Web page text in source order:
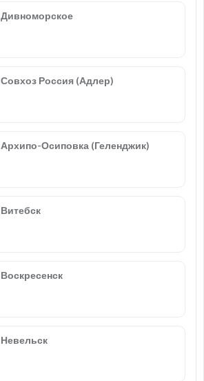
Дивноморское
Совхоз Россия (Адлер)
Архипо-Осиповка (Геленджик)
Витебск
Воскресенск
Невельск